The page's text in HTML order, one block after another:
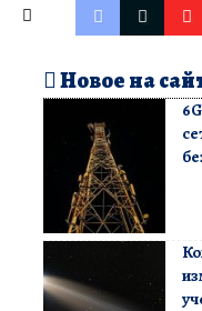
Новое на